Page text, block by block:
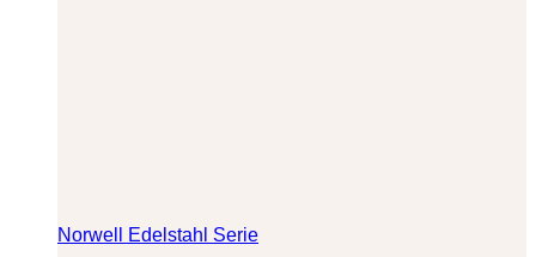
Norwell Edelstahl Serie